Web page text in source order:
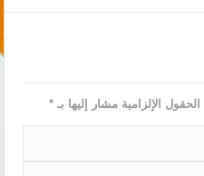
الحقول الإلزامية مشار إليها بـ*